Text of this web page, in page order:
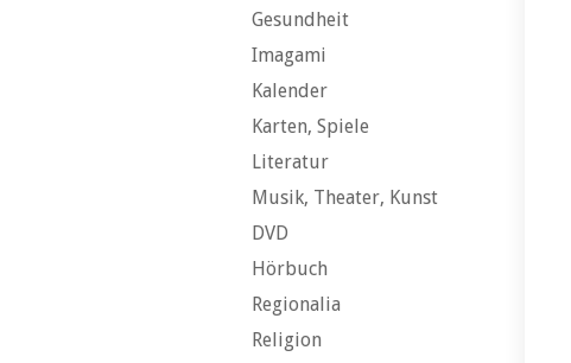
Gesundheit
Imagami
Kalender
Karten, Spiele
Literatur
Musik, Theater, Kunst
DVD
Hörbuch
Regionalia
Religion